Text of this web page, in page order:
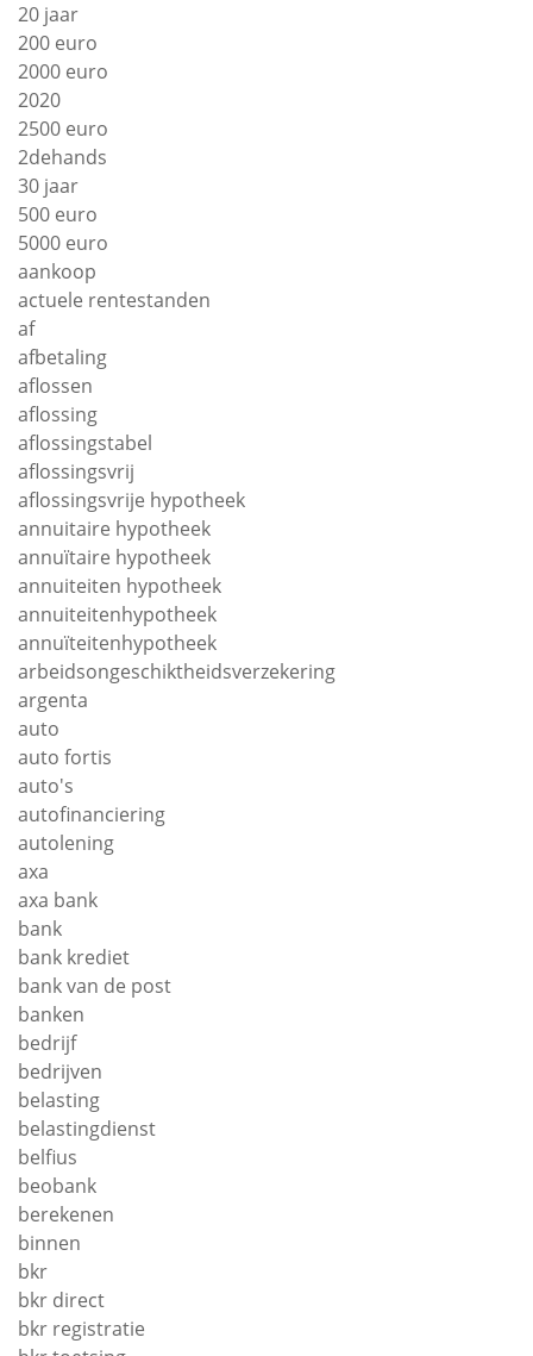
20 jaar
200 euro
2000 euro
2020
2500 euro
2dehands
30 jaar
500 euro
5000 euro
aankoop
actuele rentestanden
af
afbetaling
aflossen
aflossing
aflossingstabel
aflossingsvrij
aflossingsvrije hypotheek
annuitaire hypotheek
annuïtaire hypotheek
annuiteiten hypotheek
annuiteitenhypotheek
annuïteitenhypotheek
arbeidsongeschiktheidsverzekering
argenta
auto
auto fortis
auto's
autofinanciering
autolening
axa
axa bank
bank
bank krediet
bank van de post
banken
bedrijf
bedrijven
belasting
belastingdienst
belfius
beobank
berekenen
binnen
bkr
bkr direct
bkr registratie